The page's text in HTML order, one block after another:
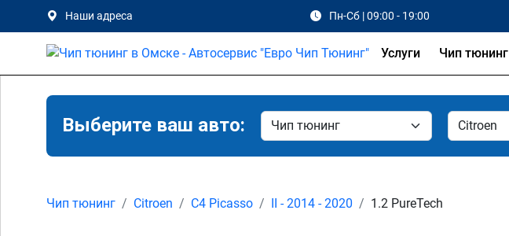
Наши адреса Пн-Сб | 09:00 - 19:00
Услуги Чип тюнинг
Выберите ваш авто:
Чип тюнинг Citroen C4 Picasso II - 2014 - 2020 1.2 PureTech